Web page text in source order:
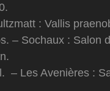
: Vallis
– Sochaux : Salon
– Les Avenières :